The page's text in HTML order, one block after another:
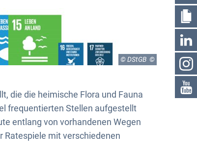
© DStGB
die die heimische Flora und Fauna
frequentierten Stellen aufgestellt
entlang von vorhandenen Wegen
Ratespiele mit verschiedenen